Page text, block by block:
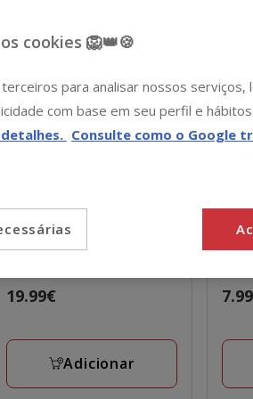
Tootoy!
Heart Beat peluche com
Preço
19.99€
Adicionar
cookies 🦁👑🍪
para analisar nossos serviços,
com base em seu perfil e
Consulte como o Google